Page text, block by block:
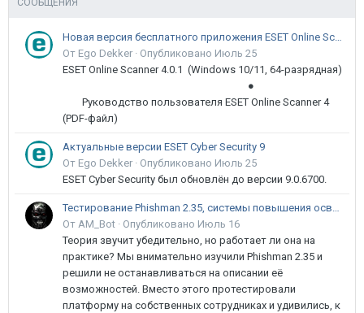
СООБЩЕНИЯ
Новая версия бесплатного приложения ESET Online Scanner доступна пользователям
От Ego Dekker · Опубликовано Июль 25
ESET Online Scanner 4.0.1 (Windows 10/11, 64-разрядная)
●
Руководство пользователя ESET Online Scanner 4
(PDF-файл)
Актуальные версии ESET Cyber Security 9
От Ego Dekker · Опубликовано Июль 25
ESET Cyber Security был обновлён до версии 9.0.6700.
Тестирование Phishman 2.35, системы повышения осведомлённости пользователей в сфере ИБ
От AM_Bot · Опубликовано Июль 16
Теория звучит убедительно, но работает ли она на
практике? Мы внимательно изучили Phishman 2.35 и
решили не останавливаться на описании её
возможностей. Вместо этого протестировали
платформу на собственных сотрудниках и удивились, к